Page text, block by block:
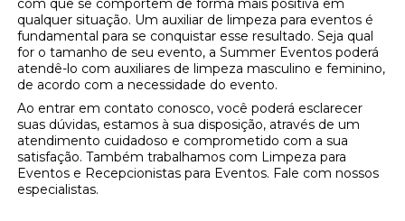
com que se comportem de forma mais positiva em
qualquer situação. Um auxiliar de limpeza para eventos é
fundamental para se conquistar esse resultado. Seja qual
for o tamanho de seu evento, a Summer Eventos poderá
atendê-lo com auxiliares de limpeza masculino e feminino,
de acordo com a necessidade do evento.
Ao entrar em contato conosco, você poderá esclarecer
suas dúvidas, estamos à sua disposição, através de um
atendimento cuidadoso e comprometido com a sua
satisfação. Também trabalhamos com Limpeza para
Eventos e Recepcionistas para Eventos. Fale com nossos
especialistas.